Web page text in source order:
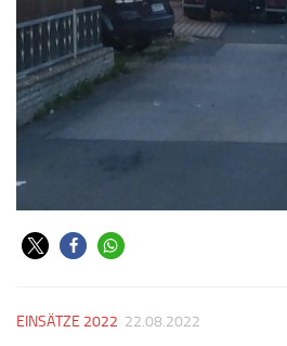
EINSÄTZE 2022 22.08.2022